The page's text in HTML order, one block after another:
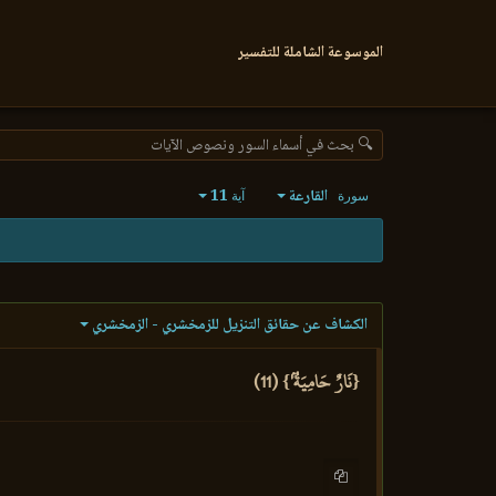
الموسوعة الشاملة للتفسير
🔍 بحث في أسماء السور ونصوص الآيات
سورة القارعة آية 11
الكشاف عن حقائق التنزيل للزمخشري - الزمخشري
{نَارٌ حَامِيَةُۢ} (11)